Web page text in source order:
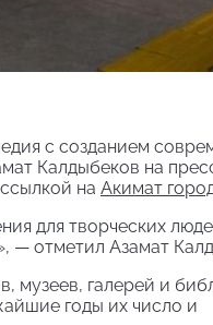
с созданием
Калдыбеков на
на Акимат
для творческих
— отметил Азамат
музеев, галерей и
годы их число и